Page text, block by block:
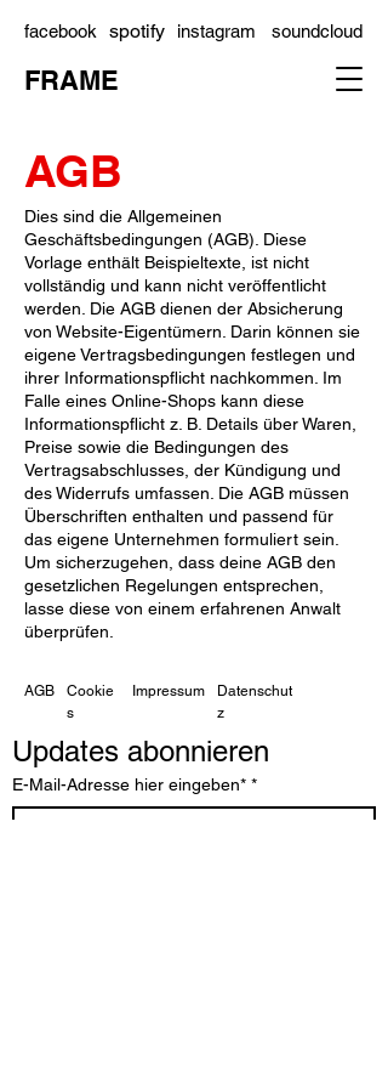
facebook spotify instagram soundcloud
FRAME
AGB
Dies sind die Allgemeinen
Geschäftsbedingungen (AGB). Diese
Vorlage enthält Beispieltexte, ist nicht
vollständig und kann nicht veröffentlicht
werden. Die AGB dienen der Absicherung
von Website-Eigentümern. Darin können sie
eigene Vertragsbedingungen festlegen und
ihrer Informationspflicht nachkommen. Im
Falle eines Online-Shops kann diese
Informationspflicht z. B. Details über Waren,
Preise sowie die Bedingungen des
Vertragsabschlusses, der Kündigung und
des Widerrufs umfassen. Die AGB müssen
Überschriften enthalten und passend für
das eigene Unternehmen formuliert sein.
Um sicherzugehen, dass deine AGB den
gesetzlichen Regelungen entsprechen,
lasse diese von einem erfahrenen Anwalt
überprüfen.
AGB
Cookie
s
Impressum
Datenschut
z
Updates abonnieren
E-Mail-Adresse hier eingeben* *